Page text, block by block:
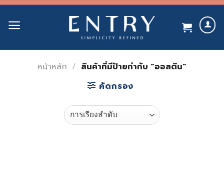
Skip
content
หน้าหลัก / สินค้าที่มีป้ายกำกับ “ออสติน”
คัดกรอง